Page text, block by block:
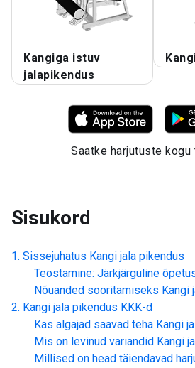
Kangiga istuv
jalapikendus
Saatke harjutuste
Sisukord
Sissejuhatus Kangi jala pikendus
Teostamine: Järkjärguline
Nõuanded sooritamiseks Kangi
Kangi jala pikendus KKK-d
Kas algajad saavad teha Kangi
Mis on levinud variandid Kangi
Millised on head täiendavad